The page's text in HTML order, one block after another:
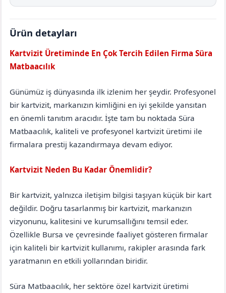
Ürün detayları
Kartvizit Üretiminde En Çok Tercih Edilen Firma Süra
Matbaacılık
Günümüz iş dünyasında ilk izlenim her şeydir. Profesyonel
bir kartvizit, markanızın kimliğini en iyi şekilde yansıtan
en önemli tanıtım aracıdır. İşte tam bu noktada Süra
Matbaacılık, kaliteli ve profesyonel kartvizit üretimi ile
firmalara prestij kazandırmaya devam ediyor.
Kartvizit Neden Bu Kadar Önemlidir?
Bir kartvizit, yalnızca iletişim bilgisi taşıyan küçük bir kart
değildir. Doğru tasarlanmış bir kartvizit, markanızın
vizyonunu, kalitesini ve kurumsallığını temsil eder.
Özellikle Bursa ve çevresinde faaliyet gösteren firmalar
için kaliteli bir kartvizit kullanımı, rakipler arasında fark
yaratmanın en etkili yollarından biridir.
Süra Matbaacılık, her sektöre özel kartvizit üretimi